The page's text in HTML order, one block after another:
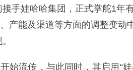
手娃哈哈集团，正式掌舵1年
产能及渠道等方面的调整变动
始流传，与此同时，其启用“